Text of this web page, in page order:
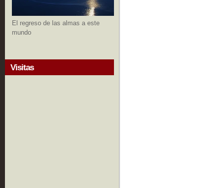
El regreso de las almas a este
mundo
Visitas